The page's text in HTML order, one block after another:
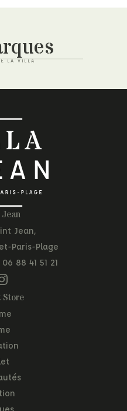
Jean,
Paris-Plage
06 88 41 51 21
Store